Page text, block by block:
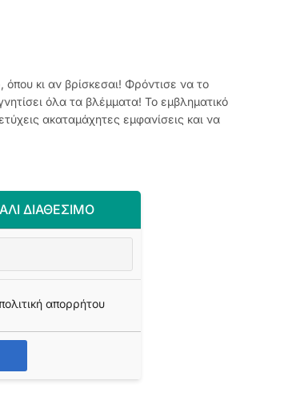
όπου κι αν βρίσκεσαι! Φρόντισε να το
όλα τα βλέμματα! Το εμβληματικό
ακαταμάχητες εμφανίσεις και να
ΔΙΑΘΈΣΙΜΟ
απορρήτου